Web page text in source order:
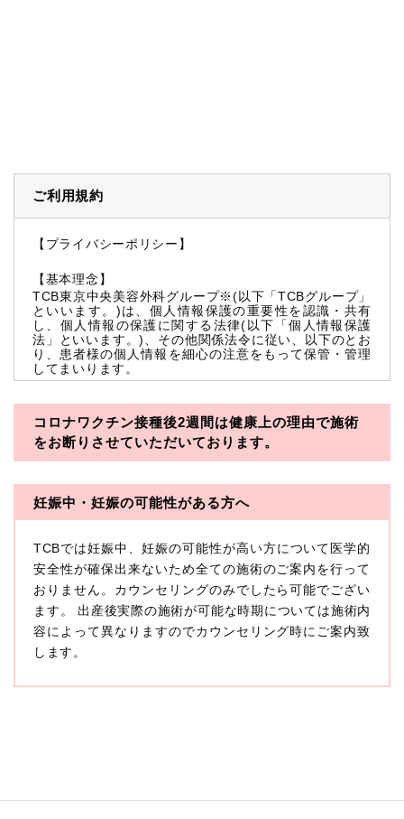
ご利用規約
【プライバシーポリシー】
【基本理念】
TCB東京中央美容外科グループ※(以下「TCBグループ」
といいます。)は、個人情報保護の重要性を認識・共有
し、個人情報の保護に関する法律(以下「個人情報保護
法」といいます。)、その他関係法令に従い、以下のとお
り、患者様の個人情報を細心の注意をもって保管・管理
してまいります。
※TCBグループとは以下を総称していいます。
・一般社団法人メディカルアライアンス
・医療法人社団創彩会
本プライバシーポリシーにおいて「個人情報」とは、生
存する個人に関する情報であって、当該情報に含まれる
氏名、生年月日その他の記述等により特定の個人を識別
できるもの又は個人識別符号（個人情報保護委員会の政
令に準じます。）が含まれるものをいいます。
収集した患者様に関する情報には、単独のままでは特定
の個人を識別できない情報もありますが、他の情報と組
み合わせることにより特定の個人を識別できる場合、か
に扱うものとします。
①TCBグループが患者様から取得する情報
コロナワクチン接種後2週間は健康上の理由で施術
をお断りさせていただいております。
妊娠中・妊娠の可能性がある方へ
TCBでは妊娠中、妊娠の可能性が高い方について医学的
安全性が確保出来ないため全ての施術のご案内を行って
おりません。カウンセリングのみでしたら可能でござい
ます。 出産後実際の施術が可能な時期については施術内
容によって異なりますのでカウンセリング時にご案内致
します。